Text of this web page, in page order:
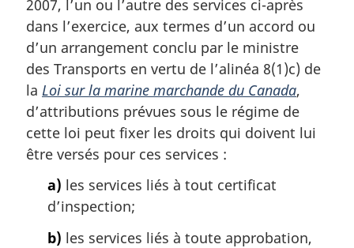
2007, l’un ou l’autre des services ci-après
dans l’exercice, aux termes d’un accord ou
d’un arrangement conclu par le ministre
des Transports en vertu de l’alinéa 8(1)c) de
la Loi sur la marine marchande du Canada,
d’attributions prévues sous le régime de
cette loi peut fixer les droits qui doivent lui
être versés pour ces services :
a) les services liés à tout certificat
d’inspection;
b) les services liés à toute approbation,